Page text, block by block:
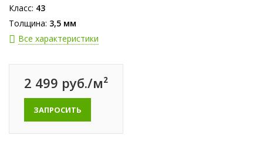
Класс: 43
Толщина: 3,5 мм
Все характеристики
2 499 руб./м²
ЗАПРОСИТЬ